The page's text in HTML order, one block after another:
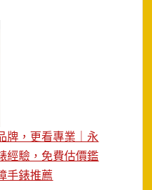
牌，更看專業｜永
經驗，免費估價鑑
手錶推薦